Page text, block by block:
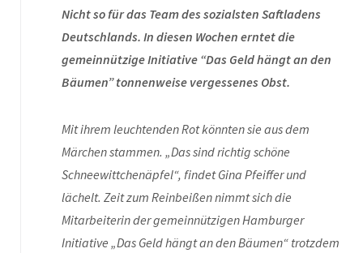
Nicht so für das Team des sozialsten Saftladens
Deutschlands. In diesen Wochen erntet die
gemeinnützige Initiative “Das Geld hängt an den
Bäumen” tonnenweise vergessenes Obst.
Mit ihrem leuchtenden Rot könnten sie aus dem
Märchen stammen. „Das sind richtig schöne
Schneewittchenäpfel“, findet Gina Pfeiffer und
lächelt. Zeit zum Reinbeißen nimmt sich die
Mitarbeiterin der gemeinnützigen Hamburger
Initiative „Das Geld hängt an den Bäumen“ trotzdem